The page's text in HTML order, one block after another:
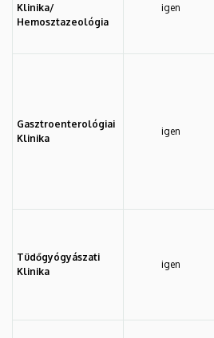
Klinika/
Hemosztazeológia
igen
Gasztroenterológiai
Klinika
igen
Tüdőgyógyászati
Klinika
igen